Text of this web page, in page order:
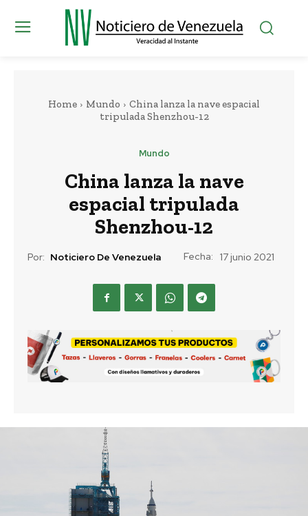
Home Mundo
China lanza la nave espacial
tripulada Shenzhou-12
Mundo
China lanza la nave
espacial tripulada
Shenzhou-12
Por: Noticiero De Venezuela Fecha: 17 junio 2021